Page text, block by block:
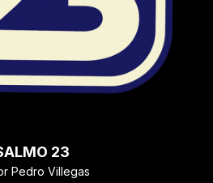
23
Pedro Villegas